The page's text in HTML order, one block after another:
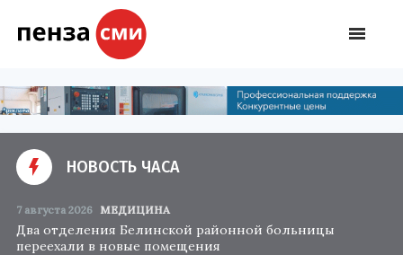
НОВОСТЬ ЧАСА
7 августа 2026 МЕДИЦИНА
Два отделения Белинской районной больницы
переехали в новые помещения